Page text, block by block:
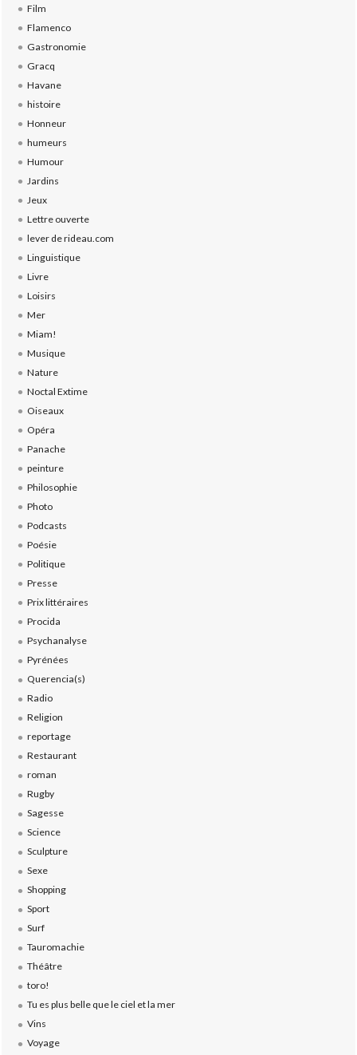
Film
Flamenco
Gastronomie
Gracq
Havane
histoire
Honneur
humeurs
Humour
Jardins
Jeux
Lettre ouverte
lever de rideau.com
Linguistique
Livre
Loisirs
Mer
Miam!
Musique
Nature
Noctal Extime
Oiseaux
Opéra
Panache
peinture
Philosophie
Photo
Podcasts
Poésie
Politique
Presse
Prix littéraires
Procida
Psychanalyse
Pyrénées
Querencia(s)
Radio
Religion
reportage
Restaurant
roman
Rugby
Sagesse
Science
Sculpture
Sexe
Shopping
Sport
Surf
Tauromachie
Théâtre
toro!
Tu es plus belle que le ciel et la mer
Vins
Voyage